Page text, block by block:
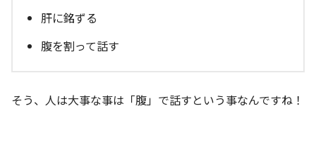
肝に銘ずる
腹を割って話す
そう、人は大事な事は「腹」で話すという事なんですね！